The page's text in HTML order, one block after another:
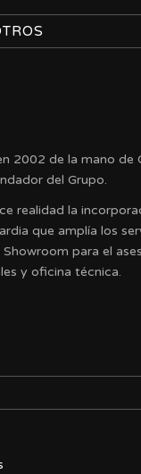
2002 de la mano de
del Grupo.
realidad la
que amplía los
para el
y oficina técnica.